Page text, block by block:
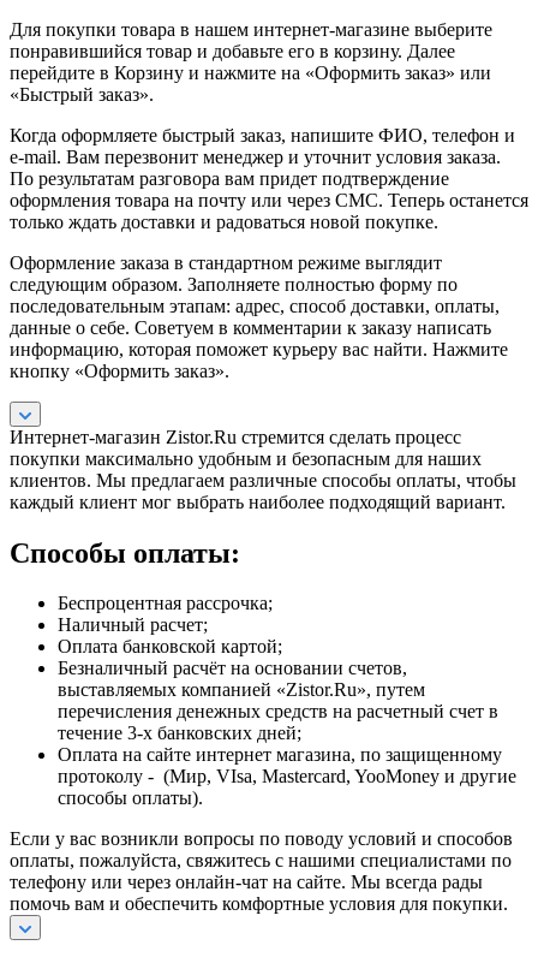
Для покупки товара в нашем интернет-магазине выберите
понравившийся товар и добавьте его в корзину. Далее
перейдите в Корзину и нажмите на «Оформить заказ» или
«Быстрый заказ».
Когда оформляете быстрый заказ, напишите ФИО, телефон и
e-mail. Вам перезвонит менеджер и уточнит условия заказа.
По результатам разговора вам придет подтверждение
оформления товара на почту или через СМС. Теперь останется
только ждать доставки и радоваться новой покупке.
Оформление заказа в стандартном режиме выглядит
следующим образом. Заполняете полностью форму по
последовательным этапам: адрес, способ доставки, оплаты,
данные о себе. Советуем в комментарии к заказу написать
информацию, которая поможет курьеру вас найти. Нажмите
кнопку «Оформить заказ».
Интернет-магазин Zistor.Ru стремится сделать процесс
покупки максимально удобным и безопасным для наших
клиентов. Мы предлагаем различные способы оплаты, чтобы
каждый клиент мог выбрать наиболее подходящий вариант.
Способы оплаты:
Беспроцентная рассрочка;
Наличный расчет;
Оплата банковской картой;
Безналичный расчёт на основании счетов,
выставляемых компанией «Zistor.Ru», путем
перечисления денежных средств на расчетный счет в
течение 3-х банковских дней;
Оплата на сайте интернет магазина, по защищенному
протоколу - (Мир, VIsa, Mastercard, YooMoney и другие
способы оплаты).
Если у вас возникли вопросы по поводу условий и способов
оплаты, пожалуйста, свяжитесь с нашими специалистами по
телефону или через онлайн-чат на сайте. Мы всегда рады
помочь вам и обеспечить комфортные условия для покупки.